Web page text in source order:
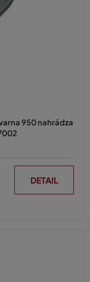
950 nahrádza
DETAIL